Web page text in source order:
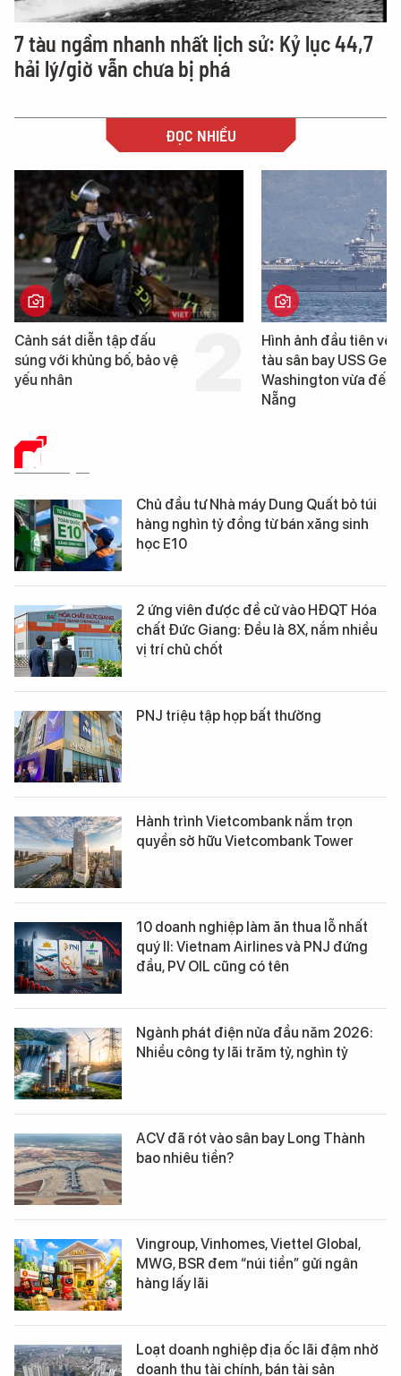
7 tàu ngầm nhanh nhất lịch sử: Kỷ lục 44,7
hải lý/giờ vẫn chưa bị phá
ĐỌC NHIỀU
Hình ảnh đầu tiên về siêu
tàu sân bay USS George
Washington vừa đến Đà
Cận cảnh chiến
tống tàu sân bay
George
Đà Nẵng
DỮ LIỆU
Chủ đầu tư Nhà máy Dung Quất bỏ túi
hàng nghìn tỷ đồng từ bán xăng sinh
học E10
2 ứng viên được đề cử vào HĐQT Hóa
chất Đức Giang: Đều là 8X, nắm nhiều
vị trí chủ chốt
PNJ triệu tập họp bất thường
Hành trình Vietcombank nắm trọn
quyền sở hữu Vietcombank Tower
10 doanh nghiệp làm ăn thua lỗ nhất
quý II: Vietnam Airlines và PNJ đứng
đầu, PV OIL cũng có tên
Ngành phát điện nửa đầu năm 2026:
Nhiều công ty lãi trăm tỷ, nghìn tỷ
ACV đã rót vào sân bay Long Thành
bao nhiêu tiền?
Vingroup, Vinhomes, Viettel Global,
MWG, BSR đem “núi tiền” gửi ngân
hàng lấy lãi
Loạt doanh nghiệp địa ốc lãi đậm nhờ
doanh thu tài chính, bán tài sản